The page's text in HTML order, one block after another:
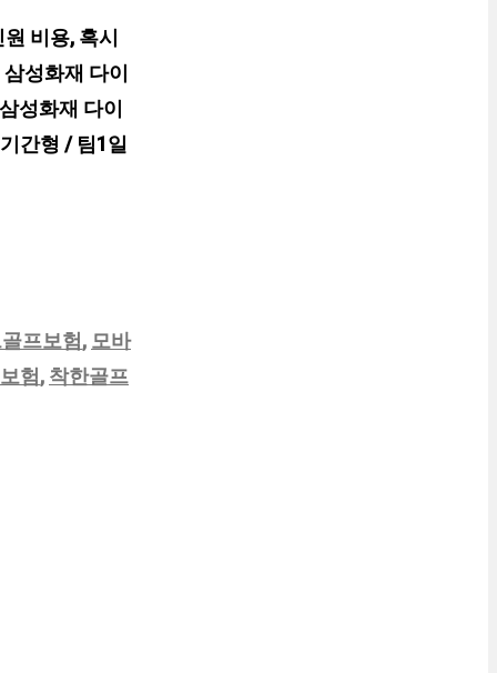
비용, 혹시
성화재 다이
성화재 다이
간형 / 팀1일
프보험 , 모바
험 , 착한골프